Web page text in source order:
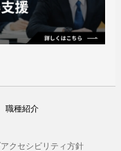
職種紹介
クセシビリティ方針